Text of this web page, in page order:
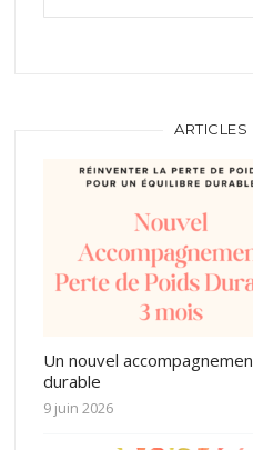
ARTICLES
Un nouvel
durable
9 juin 2026